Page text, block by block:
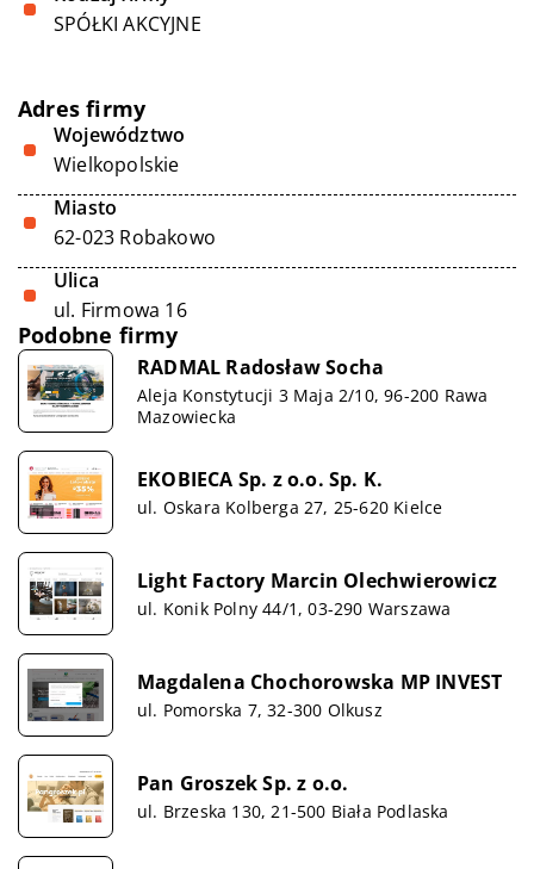
SPÓŁKI AKCYJNE
Adres firmy
Województwo
Wielkopolskie
Miasto
62-023 Robakowo
Ulica
ul. Firmowa 16
Podobne firmy
RADMAL Radosław Socha
Aleja Konstytucji 3 Maja 2/10, 96-200 Rawa
Mazowiecka
EKOBIECA Sp. z o.o. Sp. K.
ul. Oskara Kolberga 27, 25-620 Kielce
Light Factory Marcin Olechwierowicz
ul. Konik Polny 44/1, 03-290 Warszawa
Magdalena Chochorowska MP INVEST
ul. Pomorska 7, 32-300 Olkusz
Pan Groszek Sp. z o.o.
ul. Brzeska 130, 21-500 Biała Podlaska